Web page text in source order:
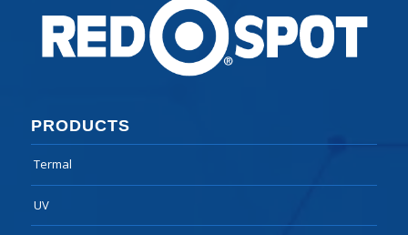
PRODUCTS
Termal
UV